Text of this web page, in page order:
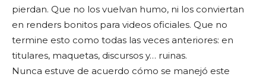
pierdan. Que no los vuelvan humo, ni los conviertan
en renders bonitos para videos oficiales. Que no
termine esto como todas las veces anteriores: en
titulares, maquetas, discursos y… ruinas.
Nunca estuve de acuerdo cómo se manejó este